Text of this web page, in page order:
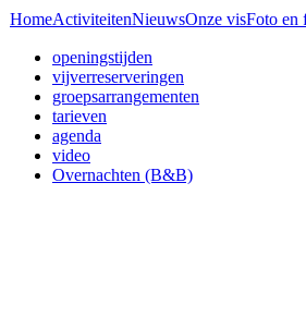
HomeActiviteitenNieuwsOnze visFoto en
openingstijden
vijverreserveringen
groepsarrangementen
tarieven
agenda
video
Overnachten (B&B)